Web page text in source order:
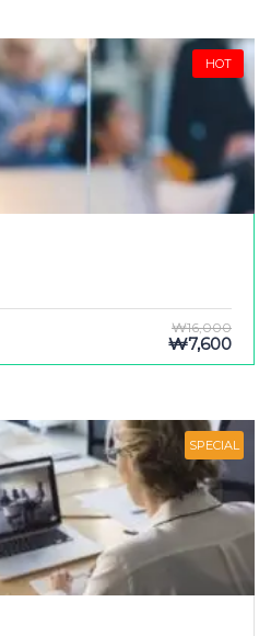
HOT
₩16,000
₩7,600
SPECIAL